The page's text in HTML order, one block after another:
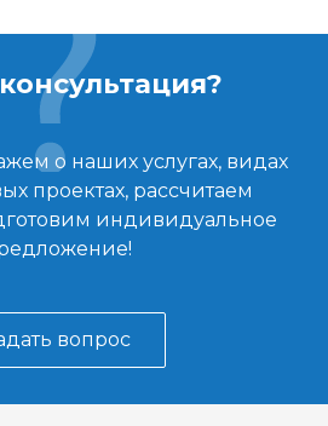
о наших услугах, видах
проектах, рассчитаем
индивидуальное
вопрос